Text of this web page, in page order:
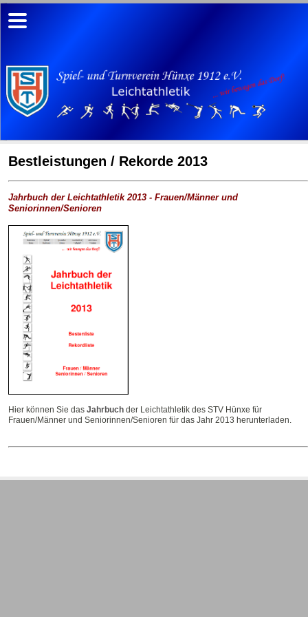
Bestleistungen / Rekorde 2013
Jahrbuch der Leichtathletik 2013 - Frauen/Männer und
Seniorinnen/Senioren
Hier können Sie das Jahrbuch der Leichtathletik des STV Hünxe für
Frauen/Männer und Seniorinnen/Senioren für das Jahr 2013 herunterladen.